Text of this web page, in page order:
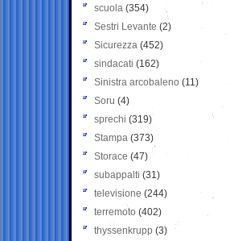
scuola (354)
Sestri Levante (2)
Sicurezza (452)
sindacati (162)
Sinistra arcobaleno (11)
Soru (4)
sprechi (319)
Stampa (373)
Storace (47)
subappalti (31)
televisione(244)
terremoto (402)
thyssenkrupp (3)